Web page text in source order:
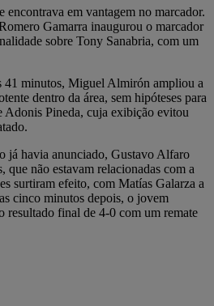
encontrava em vantagem no marcador.
Gamarra inaugurou o marcador
sobre Tony Sanabria, com um
41 minutos, Miguel Almirón ampliou a
dentro da área, sem hipóteses para
Adonis Pineda, cuja exibição evitou
já havia anunciado, Gustavo Alfaro
que não estavam relacionadas com a
surtiram efeito, com Matías Galarza a
cinco minutos depois, o jovem
resultado final de 4-0 com um remate